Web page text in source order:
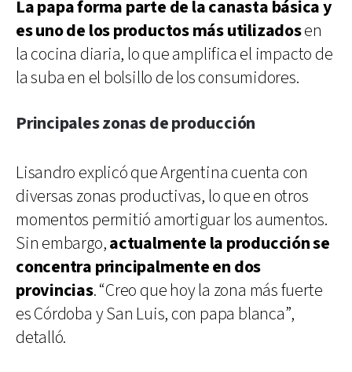
La papa forma parte de la canasta básica y
es uno de los productos más utilizadosen
la cocina diaria, lo que amplifica el impacto de
la suba en el bolsillo de los consumidores.
Principales zonas de producción
Lisandro explicó que Argentina cuenta con
diversas zonas productivas, lo que en otros
momentos permitió amortiguar los aumentos.
Sin embargo,actualmente la producción se
concentra principalmente en dos
provincias. “Creo que hoy la zona más fuerte
es Córdoba y San Luis, con papa blanca”,
detalló.